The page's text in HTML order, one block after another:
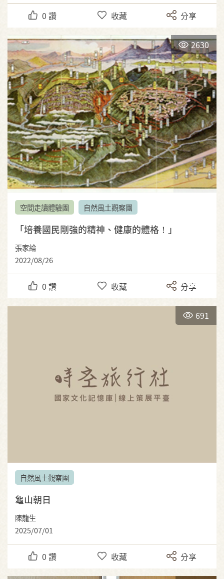
0 讚 收藏 分享
2630
空間走讀體驗團 自然風土觀察團
「培養國民剛強的精神、健康的體格！」
張家綸
2022/08/26
0 讚 收藏 分享
691
自然風土觀察團
龜山朝日
陳龍生
2025/07/01
0 讚 收藏 分享